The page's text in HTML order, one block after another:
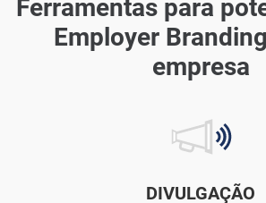
Ferramentas para
Employer
empresa
DIVULGAÇÃO